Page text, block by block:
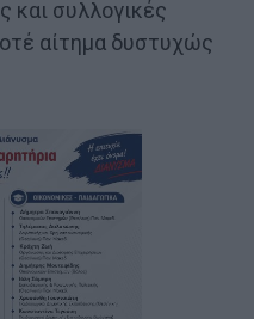
και συλλογικές
αίτημα δυστυχώς